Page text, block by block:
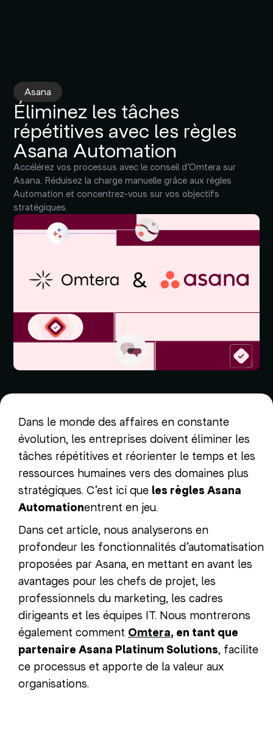
Asana
Éliminez les tâches
répétitives avec les règles
Asana Automation
Accélérez vos processus avec le conseil d’Omtera sur
Asana. Réduisez la charge manuelle grâce aux règles
Automation et concentrez-vous sur vos objectifs
stratégiques.
Dans le monde des affaires en constante
évolution, les entreprises doivent éliminer les
tâches répétitives et réorienter le temps et les
ressources humaines vers des domaines plus
stratégiques. C’est ici que les règles Asana
Automationentrent en jeu.
Dans cet article, nous analyserons en
profondeur les fonctionnalités d’automatisation
proposées par Asana, en mettant en avant les
avantages pour les chefs de projet, les
professionnels du marketing, les cadres
dirigeants et les équipes IT. Nous montrerons
également comment Omtera, en tant que
partenaire Asana Platinum Solutions, facilite
ce processus et apporte de la valeur aux
organisations.